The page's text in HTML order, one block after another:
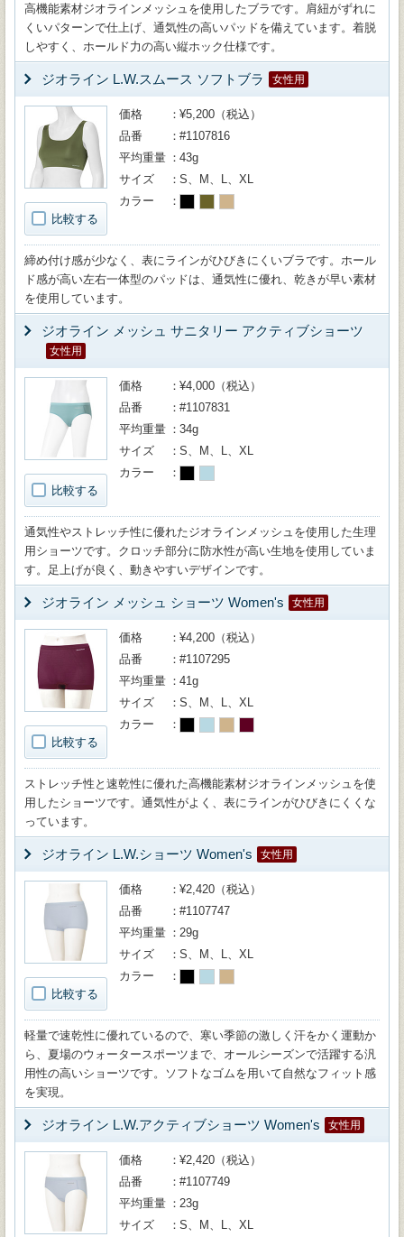
高機能素材ジオラインメッシュを使用したブラです。肩紐がずれに
くいパターンで仕上げ、通気性の高いパッドを備えています。着脱
しやすく、ホールド力の高い縦ホック仕様です。
ジオライン L.W.スムース ソフトブラ 女性用
比較する
価格
¥5,200（税込）
品番
#1107816
平均重量
43g
サイズ
S、M、L、XL
カラー
締め付け感が少なく、表にラインがひびきにくいブラです。ホール
ド感が高い左右一体型のパッドは、通気性に優れ、乾きが早い素材
を使用しています。
ジオライン メッシュ サニタリー アクティブショーツ
女性用
比較する
価格
¥4,000（税込）
品番
#1107831
平均重量
34g
サイズ
S、M、L、XL
カラー
通気性やストレッチ性に優れたジオラインメッシュを使用した生理
用ショーツです。クロッチ部分に防水性が高い生地を使用していま
す。足上げが良く、動きやすいデザインです。
ジオライン メッシュ ショーツ Women's 女性用
比較する
価格
¥4,200（税込）
品番
#1107295
平均重量
41g
サイズ
S、M、L、XL
カラー
ストレッチ性と速乾性に優れた高機能素材ジオラインメッシュを使
用したショーツです。通気性がよく、表にラインがひびきにくくな
っています。
ジオライン L.W.ショーツ Women's 女性用
比較する
価格
¥2,420（税込）
品番
#1107747
平均重量
29g
サイズ
S、M、L、XL
カラー
軽量で速乾性に優れているので、寒い季節の激しく汗をかく運動か
ら、夏場のウォータースポーツまで、オールシーズンで活躍する汎
用性の高いショーツです。ソフトなゴムを用いて自然なフィット感
を実現。
ジオライン L.W.アクティブショーツ Women's 女性用
価格
¥2,420（税込）
品番
#1107749
平均重量
23g
サイズ
S、M、L、XL